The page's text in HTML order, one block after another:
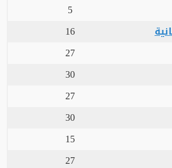
5
16
27
30
27
30
15
27